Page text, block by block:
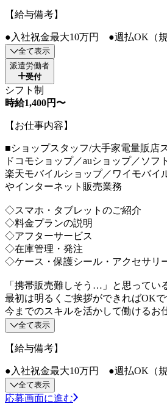
【給与備考】
●入社祝金最大10万円 ●週払OK（
全て表示
派遣労働者
受付
シフト制
時給1,400円〜
【お仕事内容】
■ショップスタッフ/大手家電量販店
ドコモショップ／auショップ／ソフ
楽天モバイルショップ／ワイモバイ
やインターネット販売業務
◇スマホ・タブレットのご紹介
◇料金プランの説明
◇アフターサービス
◇在庫管理・発注
◇ケース・保護シール・アクセサリ
「携帯販売難しそう…」と思ってい
最初は明るくご挨拶ができればOKで
今までのスキルを活かして働けるお
全て表示
【給与備考】
●入社祝金最大10万円 ●週払OK（
全て表示
応募画面に進む